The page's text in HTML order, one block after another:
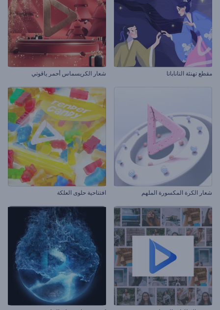
مقطع تهنئة التاناباتا شعار الكريسماس أحمر ياقوتي
شعار الكرة المكسورة الملهم افتتاحية حلوى العلكة